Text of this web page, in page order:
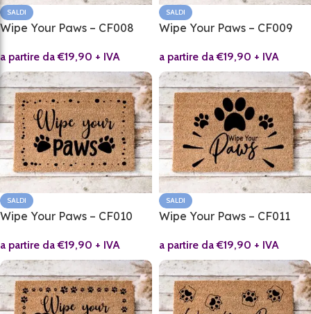
SALDI
Wipe Your Paws – CF008
a partire da€19,90 + IVA
SALDI
Wipe Your Paws – CF009
a partire da€19,90 + IVA
SALDI
Wipe Your Paws – CF010
a partire da€19,90 + IVA
SALDI
Wipe Your Paws – CF011
a partire da€19,90 + IVA